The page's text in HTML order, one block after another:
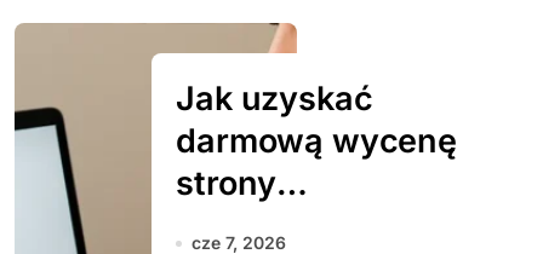
Jak uzyskać
darmową wycenę
strony
internetowej
cze 7, 2026